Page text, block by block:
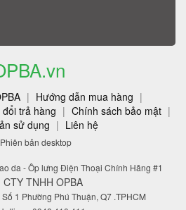
| Hướng dẫn mua hàng |
trả hàng | Chính sách bảo mật |
sử dụng | Liên hệ
bản desktop
da - Ôp lưng Điện Thoại Chính Hãng #1
CTY TNHH OPBA
1 Phường Phú Thuận, Q7 .TPHCM